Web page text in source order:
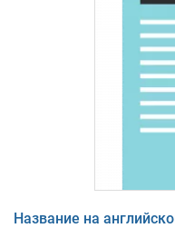
Название на